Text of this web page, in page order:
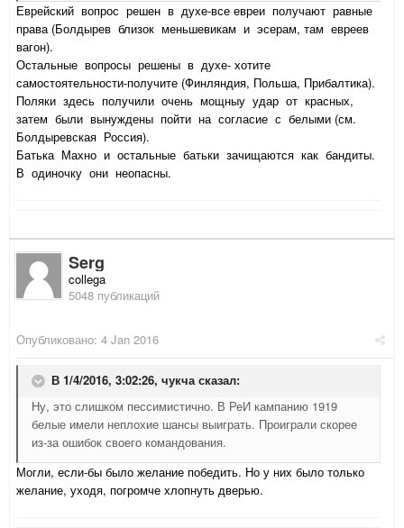
Еврейский вопрос решен в духе-все евреи получают равные
права (Болдырев близок меньшевикам и эсерам, там евреев
вагон).
Остальные вопросы решены в духе- хотите
самостоятельности-получите (Финляндия, Польша, Прибалтика).
Поляки здесь получили очень мощныу удар от красных,
затем были вынуждены пойти на согласие с белыми (см.
Болдыревская Россия).
Батька Махно и остальные батьки зачищаются как бандиты.
В одиночку они неопасны.
Serg
collega
5048 публикаций
Опубликовано: 4 Jan 2016
В 1/4/2016, 3:02:26, чукчасказал:
Ну, это слишком пессимистично. В РеИ кампанию 1919
белые имели неплохие шансы выиграть. Проиграли скорее
из-за ошибок своего командования.
Могли, если-бы было желание победить. Но у них было только
желание, уходя, погромче хлопнуть дверью.